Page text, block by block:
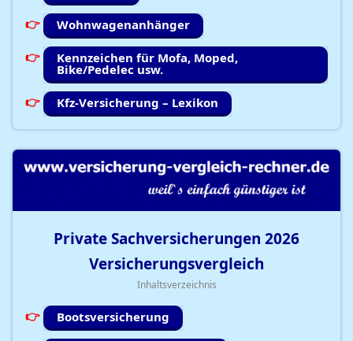
Wohnwagenanhänger
Kennzeichen für Mofa, Moped,
Bike/Pedelec usw.
Kfz-Versicherung – Lexikon
Private Sachversicherungen 2026
Versicherungsvergleich
Inhaltsverzeichnis
Bootsversicherung